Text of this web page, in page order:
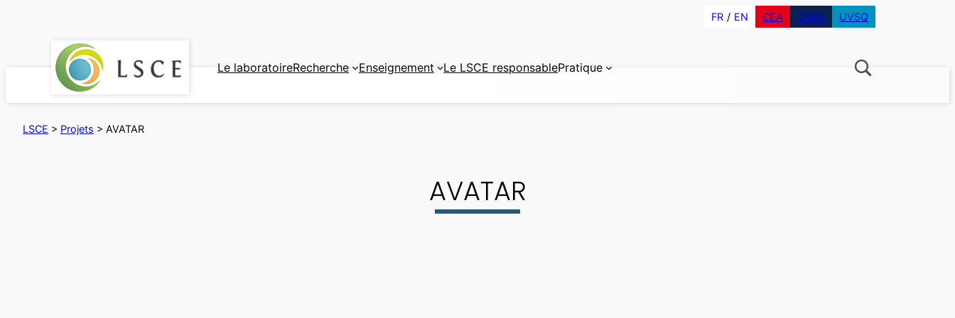
FR EN CEA CNRS UVSQ
Le laboratoireRecherche Enseignement Le LSCE responsablePratique
LSCE > Projets > AVATAR
AVATAR